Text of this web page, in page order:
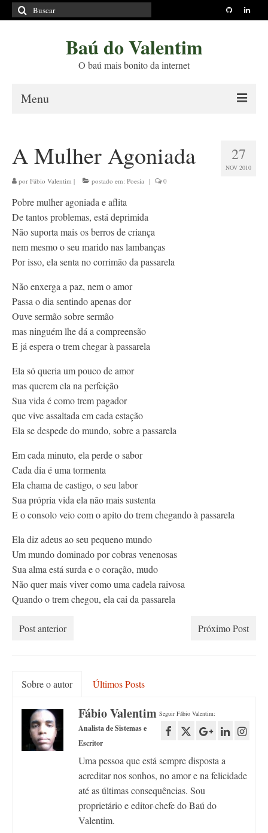
Buscar
por:
Baú do Valentim
O baú mais bonito da internet
Menu
Princípios Editoriais
Políticas e Termos
Livros
Projetos
Blog
27
NOV 2010
A Mulher Agoniada
por Fábio Valentim | postado em: Poesia | 0
Pobre mulher agoniada e aflita
De tantos problemas, está deprimida
Não suporta mais os berros de criança
nem mesmo o seu marido nas lambanças
Por isso, ela senta no corrimão da passarela
Não enxerga a paz, nem o amor
Passa o dia sentindo apenas dor
Ouve sermão sobre sermão
mas ninguém lhe dá a compreensão
E já espera o trem chegar à passarela
Ela só queria um pouco de amor
mas querem ela na perfeição
Sua vida é como trem pagador
que vive assaltada em cada estação
Ela se despede do mundo, sobre a passarela
Em cada minuto, ela perde o sabor
Cada dia é uma tormenta
Ela chama de castigo, o seu labor
Sua própria vida ela não mais sustenta
E o consolo veio com o apito do trem chegando à passarela
Ela diz adeus ao seu pequeno mundo
Um mundo dominado por cobras venenosas
Sua alma está surda e o coração, mudo
Não quer mais viver como uma cadela raivosa
Quando o trem chegou, ela cai da passarela
Post anterior Próximo Post
Sobre o autor Últimos Posts
Seguir Fábio Valentim:
Fábio Valentim
Analista de Sistemas e
Escritor
Uma pessoa que está sempre disposta a
acreditar nos sonhos, no amor e na felicidade
até as últimas consequências. Sou
proprietário e editor-chefe do Baú do
Valentim.